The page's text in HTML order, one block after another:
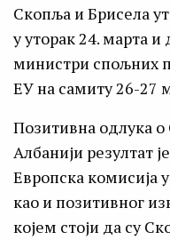
Скопља и Брисела
у уторак 24. марта
министри спољних
ЕУ на самиту 26-27
Позитивна одлука
Албанији резултат
Европска комисија
као и позитивног
којем стоји да су